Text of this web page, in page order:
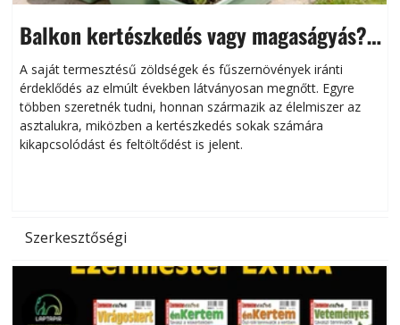
Balkon kertészkedés vagy magaságyás?
Helytakarékos kertészkedés
A saját termesztésű zöldségek és fűszernövények iránti
érdeklődés az elmúlt években látványosan megnőtt. Egyre
többen szeretnék tudni, honnan származik az élelmiszer az
asztalukra, miközben a kertészkedés sokak számára
kikapcsolódást és feltöltődést is jelent.
Szerkesztőségi